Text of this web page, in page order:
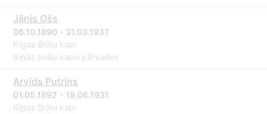
Jānis Ošs
06.10.1890 - 31.03.1937
Rīgas Brāļu kapi
Rīgas brāļu kapu pārvades
Arvīds Putrins
01.05.1892 - 19.06.1931
Rīgas Brāļu kapi